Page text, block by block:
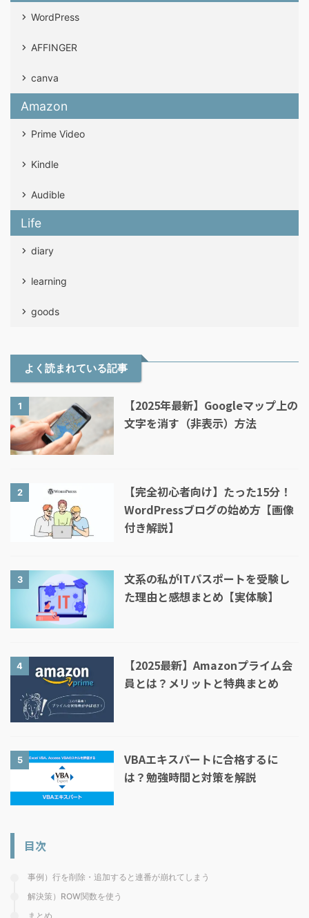
WordPress
AFFINGER
canva
Amazon
Prime Video
Kindle
Audible
Life
diary
learning
goods
よく読まれている記事
1
【2025年最新】Googleマップ上の
文字を消す（非表示）方法
2
【完全初心者向け】たった15分！
WordPressブログの始め方【画像
付き解説】
3
文系の私がITパスポートを受験し
た理由と感想まとめ【実体験】
4
【2025最新】Amazonプライム会
員とは？メリットと特典まとめ
5
VBAエキスパートに合格するに
は？勉強時間と対策を解説
目次
事例）行を削除・追加すると連番が崩れてしまう
解決策）ROW関数を使う
まとめ